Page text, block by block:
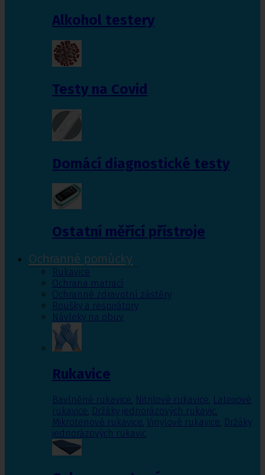
Alkohol testery
Testy na Covid
Domácí diagnostické testy
Ostatní měřící přístroje
Ochranné pomůcky
Rukavice
Ochrana matrací
Ochranné zdravotní zástěry
Roušky a respirátory
Návleky na obuv
Rukavice
Bavlněné rukavice, Nitrilové rukavice, Latexové
rukavice, Držáky jednorázových rukavic,
Mikrotenové rukavice, Vinylové rukavice, Držáky
jednorázových rukavic